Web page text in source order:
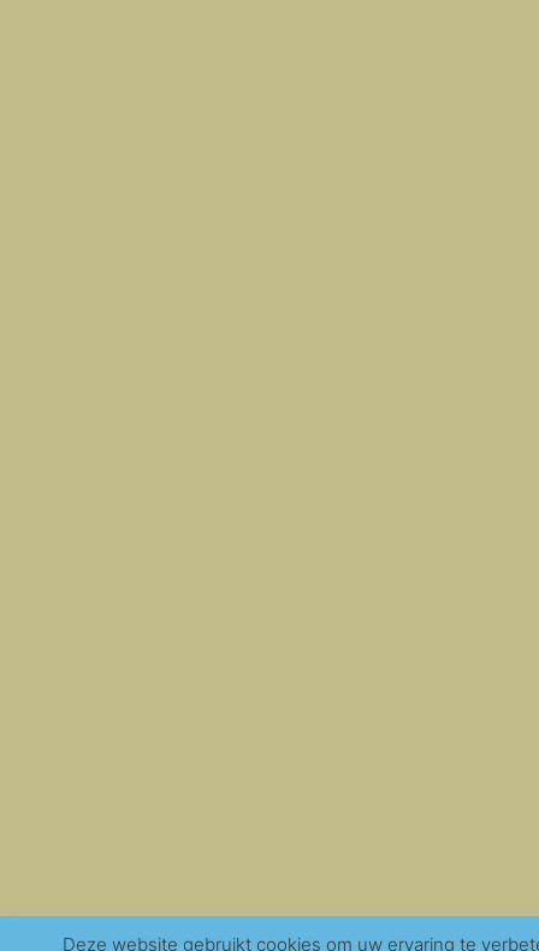
Deze website gebruikt cookies om uw ervaring te